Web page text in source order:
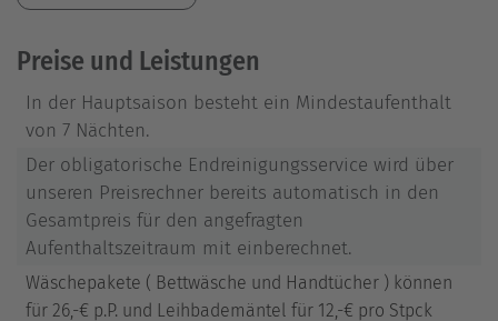
Preise und Leistungen
In der Hauptsaison besteht ein Mindestaufenthalt
von 7 Nächten.
Der obligatorische Endreinigungsservice wird über
unseren Preisrechner bereits automatisch in den
Gesamtpreis für den angefragten
Aufenthaltszeitraum mit einberechnet.
Wäschepakete ( Bettwäsche und Handtücher ) können
für 26,-€ p.P. und Leihbademäntel für 12,-€ pro Stpck